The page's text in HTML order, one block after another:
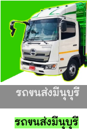
รถขนส่งมีนุบุรี
รถขนส่งมีนุบุรี